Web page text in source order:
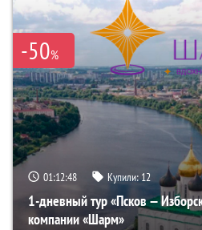
-50%
01:12:47 Купили:12
1-дневный тур «Псков —
компании «Шарм»